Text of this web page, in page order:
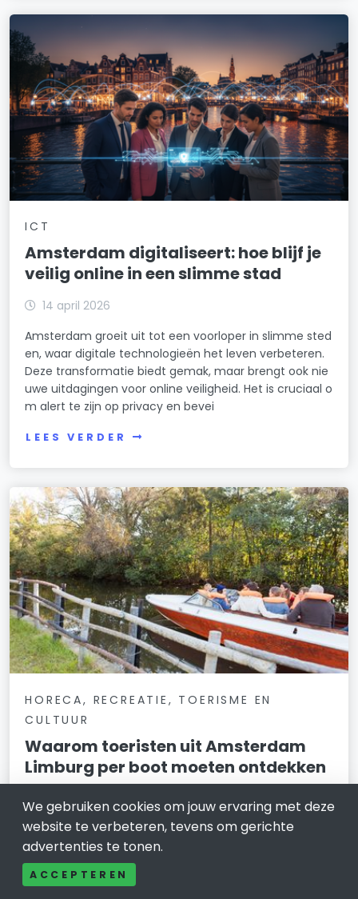
ICT
Amsterdam digitaliseert: hoe blijf je
veilig online in een slimme stad
14 april 2026
Amsterdam groeit uit tot een voorloper in slimme sted
en, waar digitale technologieën het leven verbeteren.
Deze transformatie biedt gemak, maar brengt ook nie
uwe uitdagingen voor online veiligheid. Het is cruciaal o
m alert te zijn op privacy en bevei
LEES VERDER
HORECA, RECREATIE, TOERISME EN
CULTUUR
Waarom toeristen uit Amsterdam
Limburg per boot moeten ontdekken
11 april 2026
Voor veel internationale reizigers is Amsterdam de
toegangspoort tot Nederland-een stad die
bekendstaat om haar grachten, historische
architectuur, musea en levendige sfeer. Het biedt
We gebruiken cookies om jouw ervaring met deze
website te verbeteren, tevens om gerichte
advertenties te tonen.
ACCEPTEREN